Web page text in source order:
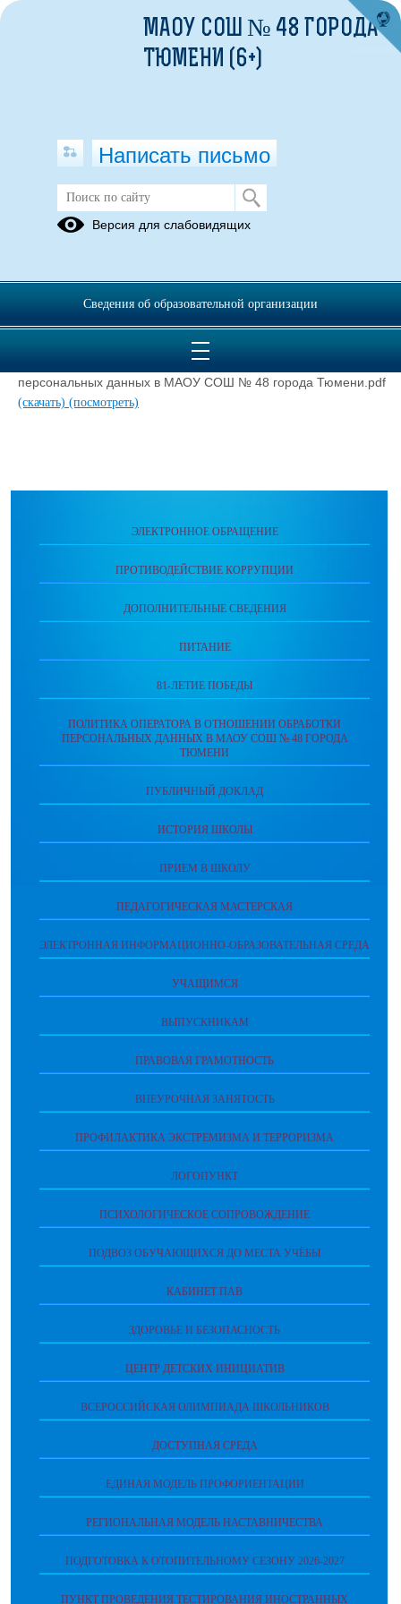
Политика оператора в отношении
обработки персональных данных в
Политика оператора в отношении обработки
персональных данных в МАОУ СОШ № 48 города Тюмени.pdf
(скачать) (посмотреть)
ЭЛЕКТРОННОЕ ОБРАЩЕНИЕ
ПРОТИВОДЕЙСТВИЕ КОРРУПЦИИ
ДОПОЛНИТЕЛЬНЫЕ СВЕДЕНИЯ
ПИТАНИЕ
81-ЛЕТИЕ ПОБЕДЫ
ПОЛИТИКА ОПЕРАТОРА В ОТНОШЕНИИ ОБРАБОТКИ
ПЕРСОНАЛЬНЫХ ДАННЫХ В МАОУ СОШ № 48 ГОРОДА
ТЮМЕНИ
ПУБЛИЧНЫЙ ДОКЛАД
ИСТОРИЯ ШКОЛЫ
ПРИЕМ В ШКОЛУ
ПЕДАГОГИЧЕСКАЯ МАСТЕРСКАЯ
ЭЛЕКТРОННАЯ ИНФОРМАЦИОННО-ОБРАЗОВАТЕЛЬНАЯ СРЕДА
УЧАЩИМСЯ
ВЫПУСКНИКАМ
ПРАВОВАЯ ГРАМОТНОСТЬ
ВНЕУРОЧНАЯ ЗАНЯТОСТЬ
ПРОФИЛАКТИКА ЭКСТРЕМИЗМА И ТЕРРОРИЗМА
ЛОГОПУНКТ
ПСИХОЛОГИЧЕСКОЕ СОПРОВОЖДЕНИЕ
ПОДВОЗ ОБУЧАЮЩИХСЯ ДО МЕСТА УЧЁБЫ
КАБИНЕТ ПАВ
ЗДОРОВЬЕ И БЕЗОПАСНОСТЬ
ЦЕНТР ДЕТСКИХ ИНИЦИАТИВ
ВСЕРОССИЙСКАЯ ОЛИМПИАДА ШКОЛЬНИКОВ
ДОСТУПНАЯ СРЕДА
ЕДИНАЯ МОДЕЛЬ ПРОФОРИЕНТАЦИИ
РЕГИОНАЛЬНАЯ МОДЕЛЬ НАСТАВНИЧЕСТВА
ПОДГОТОВКА К ОТОПИТЕЛЬНОМУ СЕЗОНУ 2026-2027
ПУНКТ ПРОВЕДЕНИЯ ТЕСТИРОВАНИЯ ИНОСТРАННЫХ
МАОУ СОШ № 48 ГОРОДА
ТЮМЕНИ (6+)
Написать письмо
Версия для слабовидящих
Сведения об образовательной организации